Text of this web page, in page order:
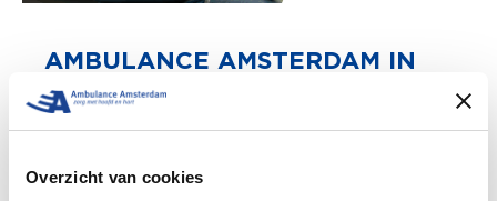
Overzicht van cookies
AMBULANCE AMSTERDAM IN
2025
Lees verder >